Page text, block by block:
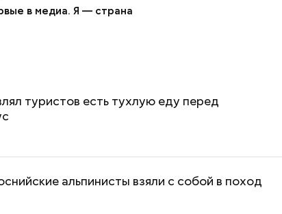
в медиа. Я — страна
туристов есть тухлую еду перед
альпинисты взяли с собой в поход